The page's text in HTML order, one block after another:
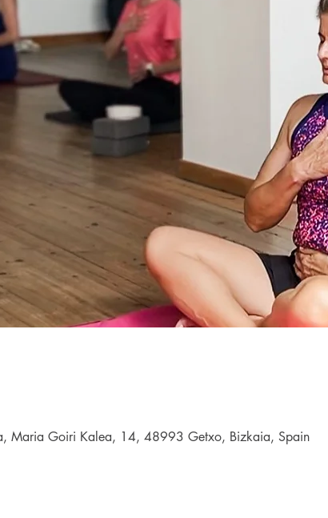
Maria Goiri Kalea, 14, 48993 Getxo, Bizkaia, Spain